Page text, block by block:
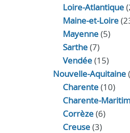
Loire-Atlantique
Maine-et-Loire
Mayenne(5)
Sarthe(7)
Vendée(15)
Nouvelle-Aquitaine
Charente(10)
Charente-
Corrèze(6)
Creuse(3)